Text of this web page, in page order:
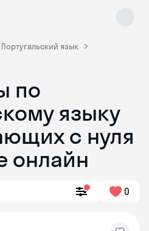
Португальский язык
по
языку
с нуля
онлайн
0